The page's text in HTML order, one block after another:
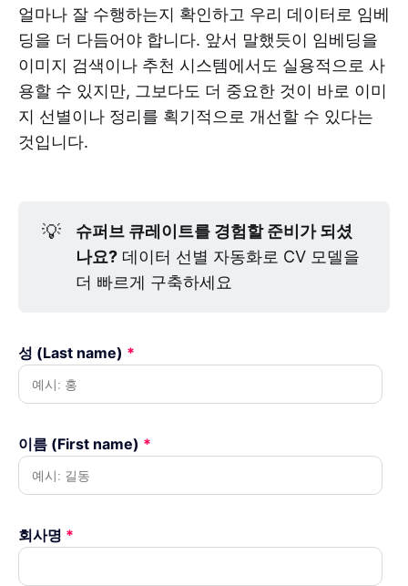
얼마나 잘 수행하는지 확인하고 우리 데이터로 임베
딩을 더 다듬어야 합니다. 앞서 말했듯이 임베딩을
이미지 검색이나 추천 시스템에서도 실용적으로 사
용할 수 있지만, 그보다도 더 중요한 것이 바로 이미
지 선별이나 정리를 획기적으로 개선할 수 있다는
것입니다.
💡
슈퍼브 큐레이트를 경험할 준비가 되셨
나요? 데이터 선별 자동화로 CV 모델을
더 빠르게 구축하세요
성 (Last name) *
이름 (First name) *
회사명 *